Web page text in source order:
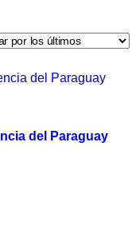
del Paraguay